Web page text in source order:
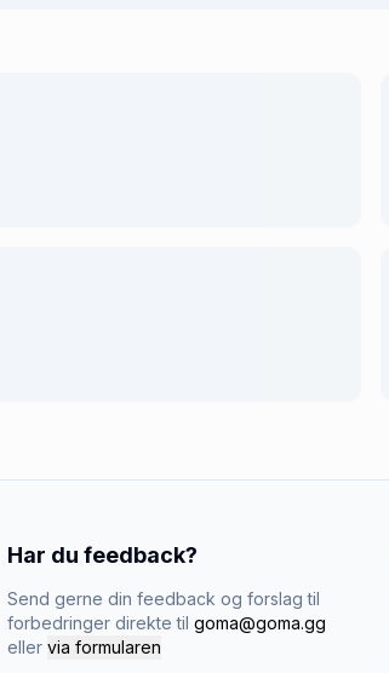
Har du feedback?
Send gerne din feedback og forslag til
forbedringer direkte til goma@goma.gg
eller via formularen